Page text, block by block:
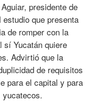
presidente de
que presenta
de romper con la
sí Yucatán quiere
Advirtió que la
de requisitos
para el capital y para
yucatecos.